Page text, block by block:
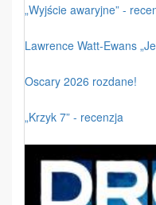
„Wyjście awaryjne” -
Lawrence Watt-Ewans
Oscary 2026 rozdane!
„Krzyk 7” - recenzja